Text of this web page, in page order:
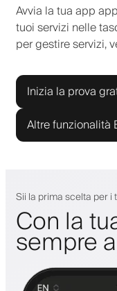
Avvia la tua app
tuoi servizi nelle
per gestire servizi,
Inizia la prova
Altre funzionalità
Sii la prima scelta per
Con la
sempre